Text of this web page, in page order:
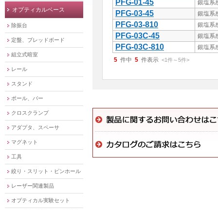
PFG-01-45 銀塩系
PFG-03-45 銀塩系
PFG-03-810 銀塩系
PFG-03C-45 銀塩系
PFG-03C-810
銀塩系
5 件中 5 件表示 <1件～5件>
オプティカルベース
除振台
定盤、ブレッドボード
組立式暗室
レール
スタンド
ポール、バー
クロスクランプ
アダプタ、スペーサ
マグネット
工具
絞り・スリット・ピンホール
レーザー関連製品
オプティカル実験セット